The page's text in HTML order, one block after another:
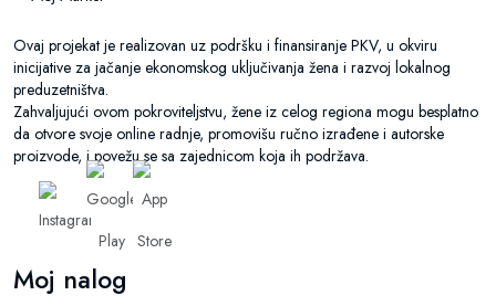
Ovaj projekat je realizovan uz podršku i finansiranje PKV, u okviru
inicijative za jačanje ekonomskog uključivanja žena i razvoj lokalnog
preduzetništva.
Zahvaljujući ovom pokroviteljstvu, žene iz celog regiona mogu besplatno
da otvore svoje online radnje, promovišu ručno izrađene i autorske
proizvode, i povežu se sa zajednicom koja ih podržava.
Moj nalog